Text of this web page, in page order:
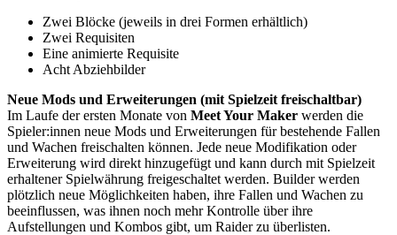
Zwei Blöcke (jeweils in drei Formen erhältlich)
Zwei Requisiten
Eine animierte Requisite
Acht Abziehbilder
Neue Mods und Erweiterungen (mit Spielzeit freischaltbar)
Im Laufe der ersten Monate von Meet Your Maker werden die
Spieler:innen neue Mods und Erweiterungen für bestehende Fallen
und Wachen freischalten können. Jede neue Modifikation oder
Erweiterung wird direkt hinzugefügt und kann durch mit Spielzeit
erhaltener Spielwährung freigeschaltet werden. Builder werden
plötzlich neue Möglichkeiten haben, ihre Fallen und Wachen zu
beeinflussen, was ihnen noch mehr Kontrolle über ihre
Aufstellungen und Kombos gibt, um Raider zu überlisten.